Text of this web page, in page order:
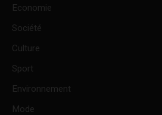
Economie
Société
Culture
Sport
Environnement
Mode